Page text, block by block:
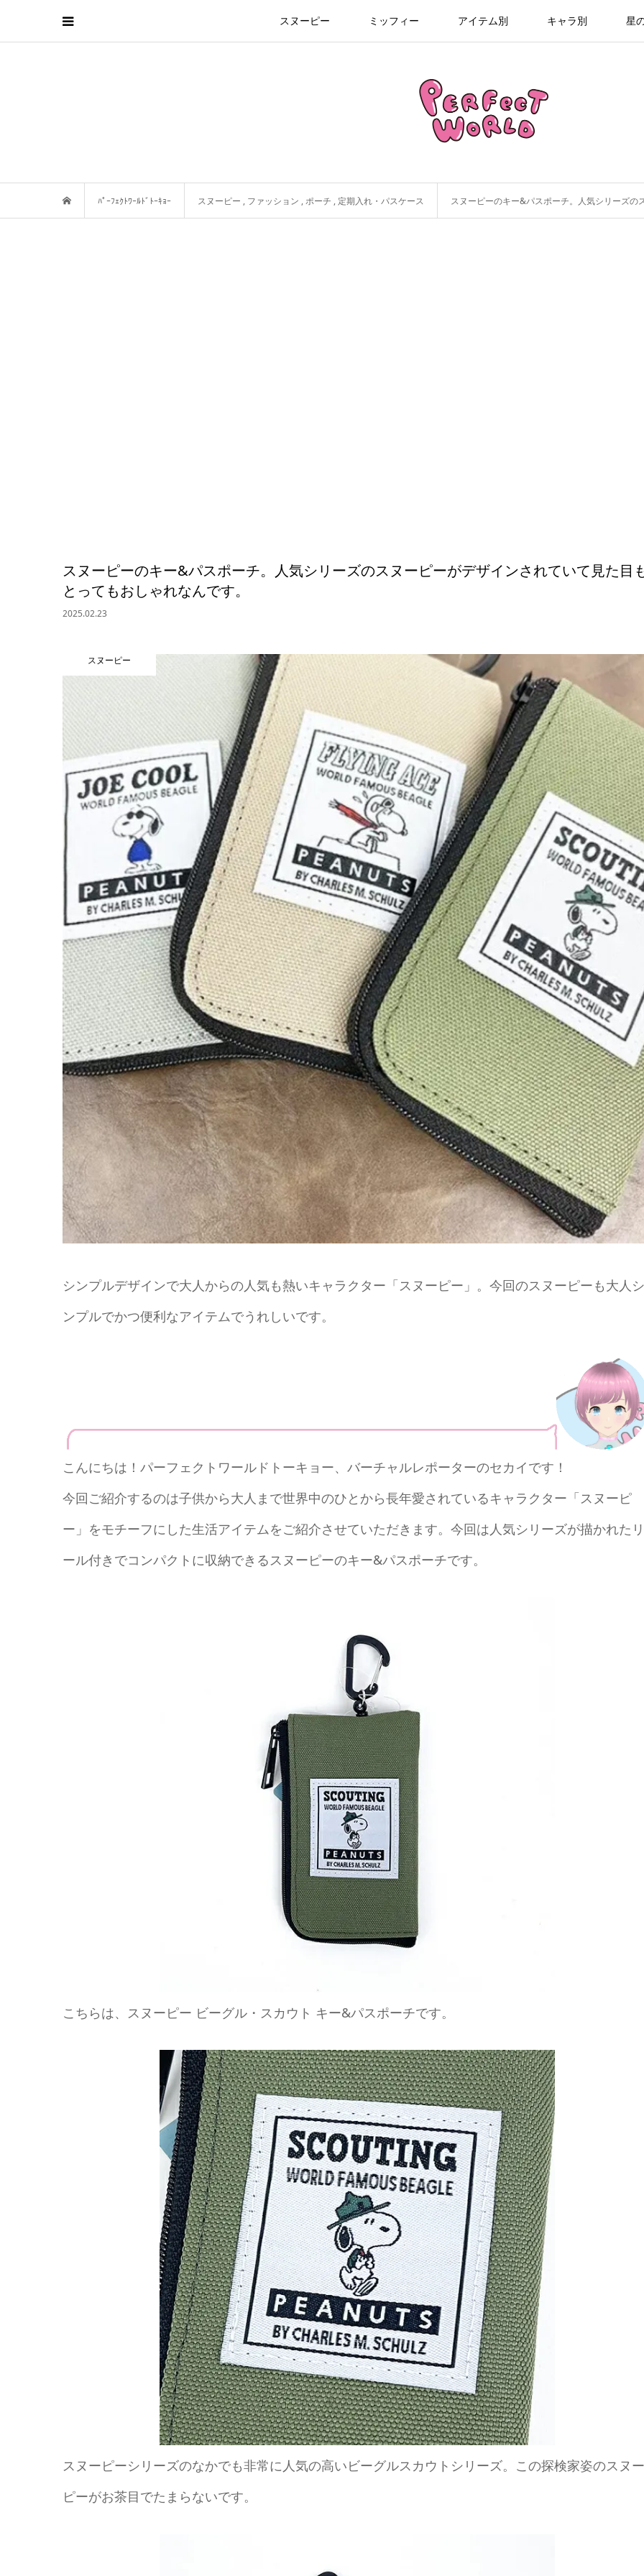
スヌーピー ミッフィー アイテム別 キャラ別 星
ﾊﾟｰﾌｪｸﾄﾜｰﾙﾄﾞﾄｰｷｮｰ スヌーピー , ファッション ,ポーチ , 定期入れ・パスケース スヌーピーのキー&パスポーチ。人気シリーズの
スヌーピーのキー&パスポーチ。人気シリーズのスヌーピーがデザインされていて見た目
とってもおしゃれなんです。
2025.02.23
スヌーピー
シンプルデザインで大人からの人気も熱いキャラクター「スヌーピー」。今回のスヌーピーも大人シ
ンプルでかつ便利なアイテムでうれしいです。
こんにちは！パーフェクトワールドトーキョー、バーチャルレポーターのセカイです！
今回ご紹介するのは子供から大人まで世界中のひとから長年愛されているキャラクター「スヌーピ
ー」をモチーフにした生活アイテムをご紹介させていただきます。今回は人気シリーズが描かれたリ
ール付きでコンパクトに収納できるスヌーピーのキー&パスポーチです。
こちらは、スヌーピー ビーグル・スカウト キー&パスポーチです。
スヌーピーシリーズのなかでも非常に人気の高いビーグルスカウトシリーズ。この探検家姿のスヌー
ピーがお茶目でたまらないです。